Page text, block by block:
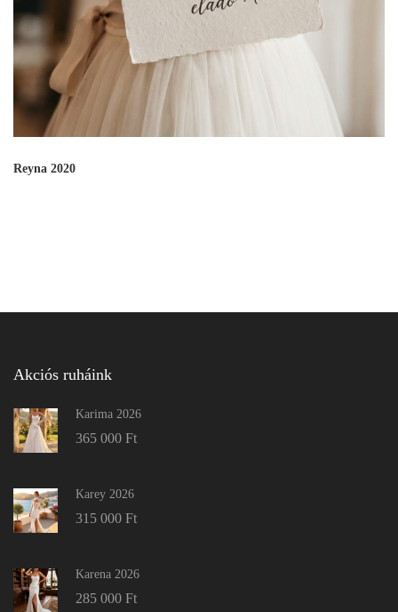
Reyna 2020
Akciós ruháink
Karima 2026
365 000 Ft
Karey 2026
315 000 Ft
Karena 2026
285 000 Ft